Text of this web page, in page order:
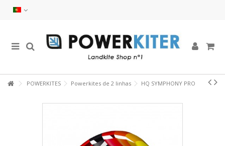
POWERKITES Powerkites de 2 linhas HQ SYMPHONY PRO